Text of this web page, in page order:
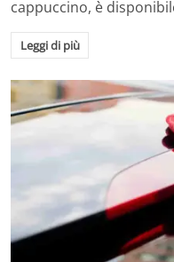
cappuccino, è
Leggi di più